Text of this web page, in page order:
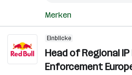
Merken
Einblicke
Head of Regional IP
Enforcement